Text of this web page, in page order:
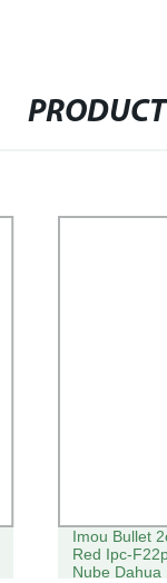
Imou Bullet
Red Ipc-
Nube Dahua